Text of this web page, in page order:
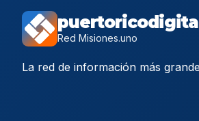
Red Misiones.uno
La red de información más